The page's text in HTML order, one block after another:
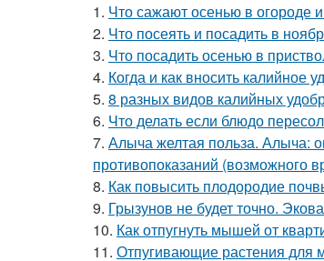
1. Что сажают осенью в огороде
2. Что посеять и посадить в
3. Что посадить осенью в
4. Когда и как вносить
5. 8 разных видов калийных
6. Что делать если блюдо
7. Алыча желтая польза. Алыча:
противопоказаний (возможного
8. Как повысить плодородие
9. Грызунов не будет точно.
10. Как отпугнуть мышей от
11. Отпугивающие растения для